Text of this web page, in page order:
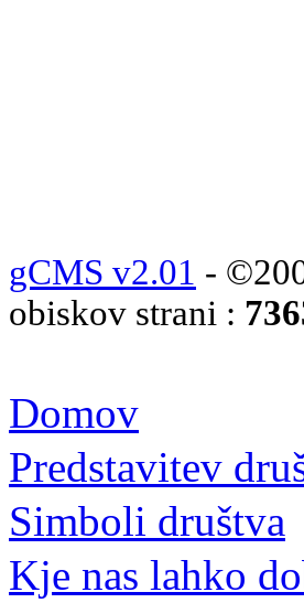
gCMS v2.01 -
obiskov strani :
Domov
Predstavitev
Simboli društva
Kje nas lahko